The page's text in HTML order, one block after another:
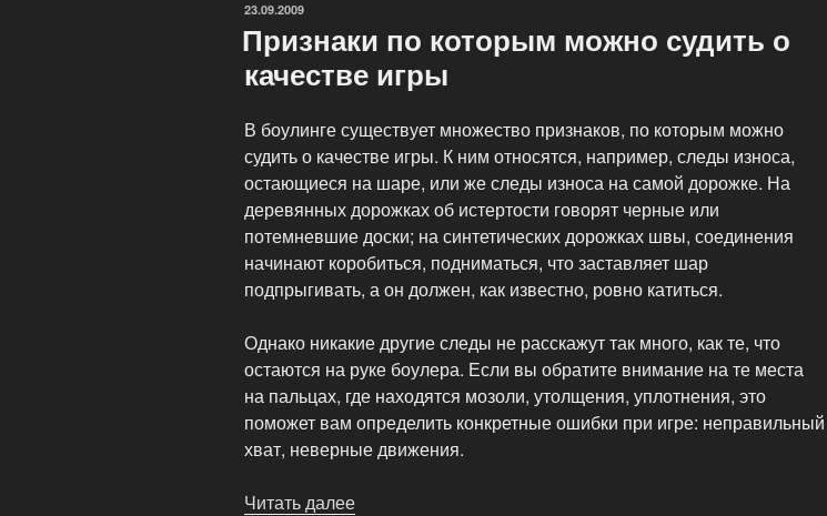
ОПУБЛИКОВАНО
23.09.2009
Признаки по которым можно судить о
качестве игры
В боулинге существует множество признаков, по которым можно
судить о качестве игры. К ним относятся, например, следы износа,
остающиеся на шаре, или же следы износа на самой дорожке. На
деревянных дорожках об истертости говорят черные или
потемневшие доски; на синтетических дорожках швы, соединения
начинают коробиться, подниматься, что заставляет шар
подпрыгивать, а он должен, как известно, ровно катиться.
Однако никакие другие следы не расскажут так много, как те, что
остаются на руке боулера. Если вы обратите внимание на те места
на пальцах, где находятся мозоли, утолщения, уплотнения, это
поможет вам определить конкретные ошибки при игре: неправильный
хват, неверные движения.
Читать далее